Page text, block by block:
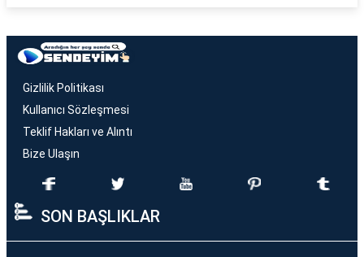
Gizlilik Politikası
Kullanıcı Sözleşmesi
Teklif Hakları ve Alıntı
Bize Ulaşın
SON BAŞLIKLAR